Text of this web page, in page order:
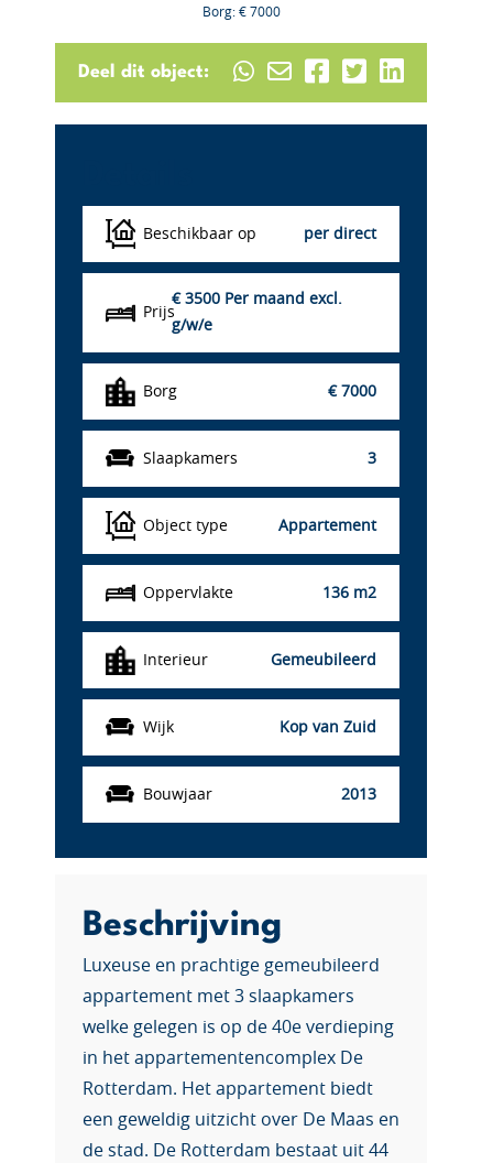
Borg: € 7000
Deel dit object:
Beschikbaar op per direct
Prijs
€ 3500 Per maand excl.
g/w/e
Borg € 7000
Slaapkamers 3
Object type Appartement
Oppervlakte 136 m2
Interieur Gemeubileerd
Wijk Kop van Zuid
Bouwjaar 2013
Beschrijving
Luxeuse en prachtige gemeubileerd
appartement met 3 slaapkamers
welke gelegen is op de 40e verdieping
in het appartementencomplex De
Rotterdam. Het appartement biedt
een geweldig uitzicht over De Maas en
de stad. De Rotterdam bestaat uit 44